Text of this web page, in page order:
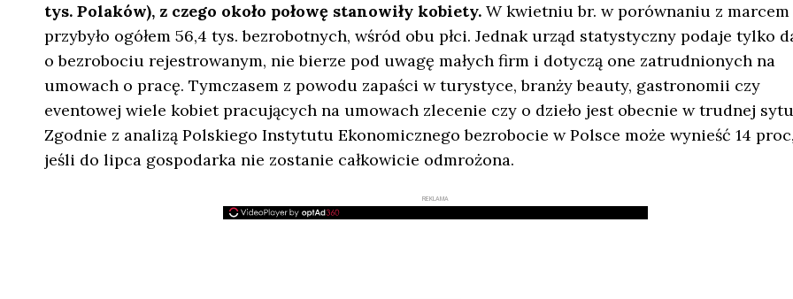
tys. Polaków), z czego około połowę stanowiły kobiety. W kwietniu br. w porównaniu z marcem
przybyło ogółem 56,4 tys. bezrobotnych, wśród obu płci. Jednak urząd statystyczny podaje tylko
o bezrobociu rejestrowanym, nie bierze pod uwagę małych firm i dotyczą one zatrudnionych na
umowach o pracę. Tymczasem z powodu zapaści w turystyce, branży beauty, gastronomii czy
eventowej wiele kobiet pracujących na umowach zlecenie czy o dzieło jest obecnie w trudnej
Zgodnie z analizą Polskiego Instytutu Ekonomicznego bezrobocie w Polsce może wynieść 14 proc,
jeśli do lipca gospodarka nie zostanie całkowicie odmrożona.
REKLAMA